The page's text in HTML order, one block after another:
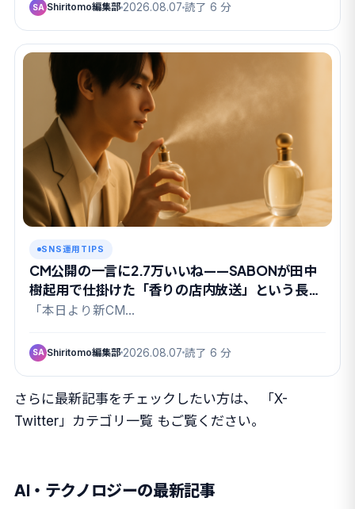
SA Shiritomo編集部 2026.08.07 読了 6 分
SNS運用TIPS
CM公開の一言に2.7万いいね——SABONが田中
樹起用で仕掛けた「香りの店内放送」という長期
戦
「本日より新CM…
SA Shiritomo編集部 2026.08.07 読了 6 分
さらに最新記事をチェックしたい方は、
「X-
Twitter」カテゴリ一覧 もご覧ください。
AI・テクノロジーの最新記事